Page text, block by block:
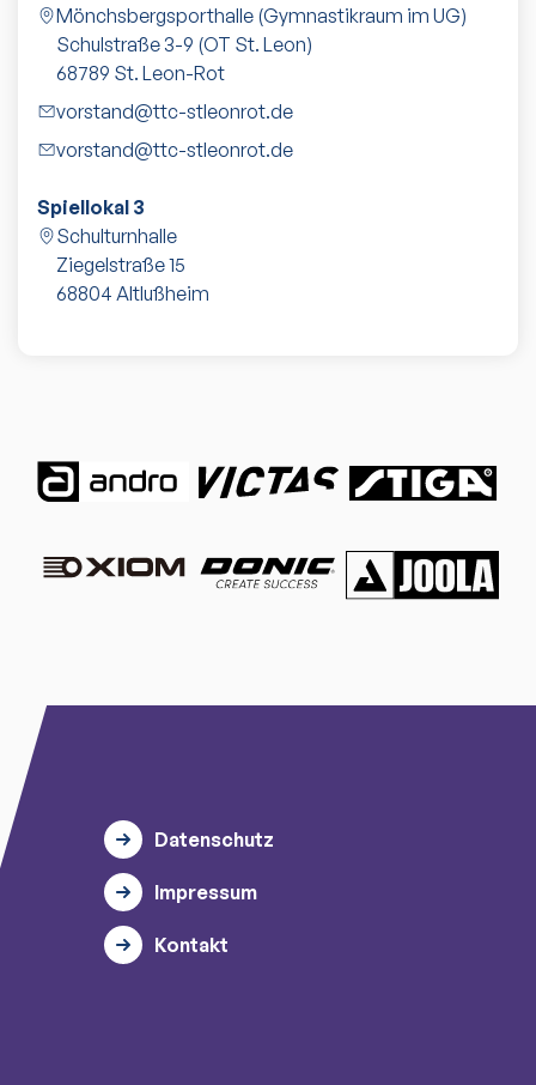
Mönchsbergsporthalle (Gymnastikraum im UG)
Schulstraße 3-9 (OT St. Leon)
68789 St. Leon-Rot
vorstand@ttc-stleonrot.de
vorstand@ttc-stleonrot.de
Spiellokal 3
Schulturnhalle
Ziegelstraße 15
68804 Altlußheim
Datenschutz
Impressum
Kontakt